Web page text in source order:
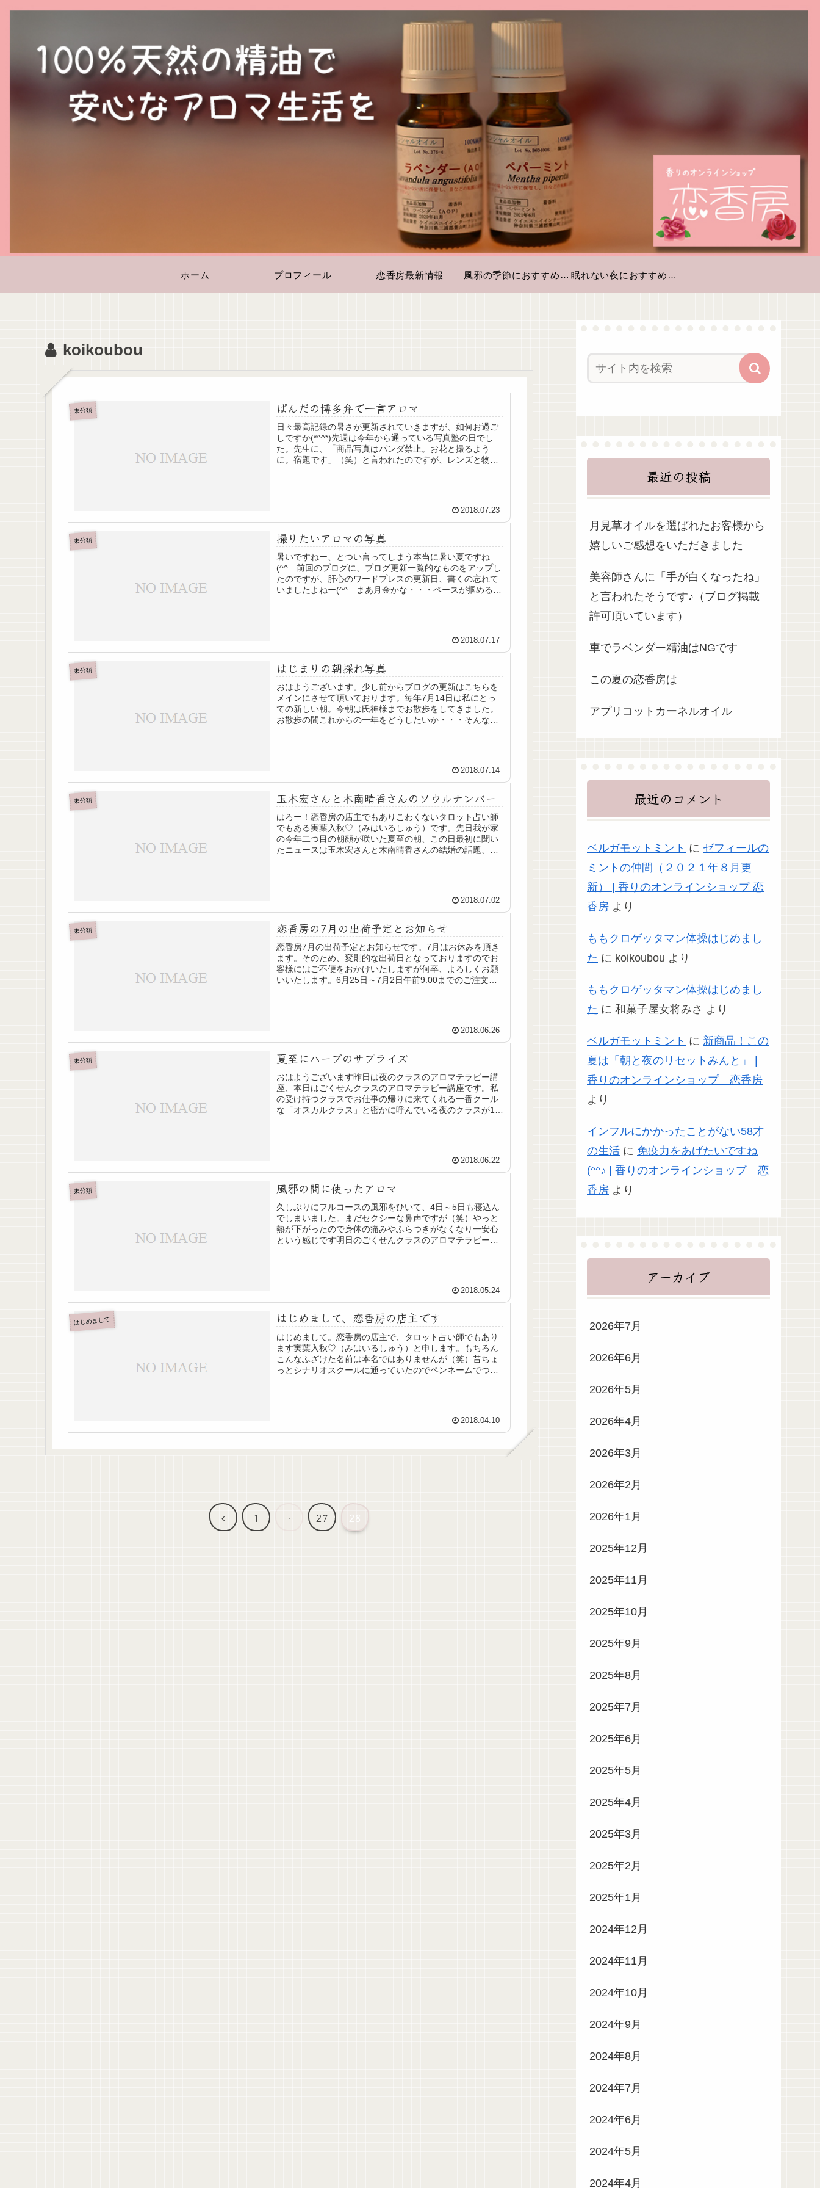
ホーム プロフィール 恋香房最新情報 風邪の季節におすすめアロマ 眠れない夜におすすめのアロマテラピー🌙
koikoubou
未分類 ぱんだの博多弁で一言アロマ
日々最高記録の暑さが更新されていきますが、如何お過ご
しですか(*^^*)先週は今年から通っている写真塾の日でし
た。先生に、「商品写真はパンダ禁止。お花と撮るよう
に。宿題です」（笑）と言われたのですが、レンズと物撮
2018.07.23
未分類 撮りたいアロマの写真
暑いですねー、とつい言ってしまう本当に暑い夏ですね
(^^ゞ前回のブログに、ブログ更新一覧的なものをアップし
たのですが、肝心のワードプレスの更新日、書くの忘れて
いましたよねー(^^ゞまあ月金かな・・・ペースが掴めるま
2018.07.17
未分類 はじまりの朝採れ写真
おはようございます。少し前からブログの更新はこちらを
メインにさせて頂いております。毎年7月14日は私にとっ
ての新しい朝。今朝は氏神様までお散歩をしてきました。
お散歩の間これからの一年をどうしたいか・・・そんな事
2018.07.14
未分類 玉木宏さんと木南晴香さんのソウルナンバー
はろー！恋香房の店主でもありこわくないタロット占い師
でもある実葉入秋♡（みはいるしゅう）です。先日我が家
の今年二つ目の朝顔が咲いた夏至の朝、この日最初に聞い
たニュースは玉木宏さんと木南晴香さんの結婚の話題、大
2018.07.02
未分類 恋香房の7月の出荷予定とお知らせ
恋香房7月の出荷予定とお知らせです。7月はお休みを頂き
ます。そのため、変則的な出荷日となっておりますのでお
客様にはご不便をおかけいたしますが何卒、よろしくお願
いいたします。6月25日～7月2日午前9:00までのご注文分
2018.06.26
未分類 夏至にハーブのサプライズ
おはようございます昨日は夜のクラスのアロマテラピー講
座、本日はごくせんクラスのアロマテラピー講座です。私
の受け持つクラスでお仕事の帰りに来てくれる一番クール
な「オスカルクラス」と密かに呼んでいる夜のクラスが1年
2018.06.22
未分類 風邪の間に使ったアロマ
久しぶりにフルコースの風邪をひいて、4日～5日も寝込ん
でしまいました。まだセクシーな鼻声ですが（笑）やっと
熱が下がったので身体の痛みやふらつきがなくなり一安心
という感じです明日のごくせんクラスのアロマテラピー講
2018.05.24
はじめまして はじめまして、恋香房の店主です
はじめまして。恋香房の店主で、タロット占い師でもあり
ます実葉入秋♡（みはいるしゅう）と申します。もちろん
こんなふざけた名前は本名ではありませんが（笑）昔ちょ
っとシナリオスクールに通っていたのでペンネームでつけ
2018.04.10
前
1 … 27 28
最近の投稿
月見草オイルを選ばれたお客様から
嬉しいご感想をいただきました
美容師さんに「手が白くなったね」
と言われたそうです♪（ブログ掲載
許可頂いています）
車でラベンダー精油はNGです
この夏の恋香房は
アプリコットカーネルオイル
最近のコメント
ベルガモットミント に ゼフィールの
ミントの仲間（２０２１年８月更
新） | 香りのオンラインショップ 恋
香房 より
ももクロゲッタマン体操はじめまし
た に koikoubou より
ももクロゲッタマン体操はじめまし
た に 和菓子屋女将みさ より
ベルガモットミント に 新商品！この
夏は「朝と夜のリセットみんと」 |
香りのオンラインショップ 恋香房
より
インフルにかかったことがない58才
の生活 に 免疫力をあげたいですね
(^^♪ | 香りのオンラインショップ 恋
香房 より
アーカイブ
2026年7月
2026年6月
2026年5月
2026年4月
2026年3月
2026年2月
2026年1月
2025年12月
2025年11月
2025年10月
2025年9月
2025年8月
2025年7月
2025年6月
2025年5月
2025年4月
2025年3月
2025年2月
2025年1月
2024年12月
2024年11月
2024年10月
2024年9月
2024年8月
2024年7月
2024年6月
2024年5月
2024年4月